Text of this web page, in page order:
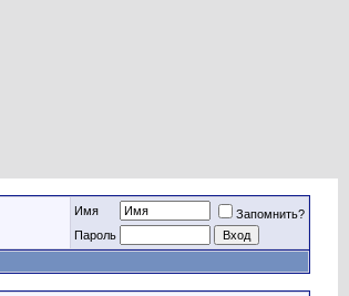
Имя
Запомнить?
Пароль